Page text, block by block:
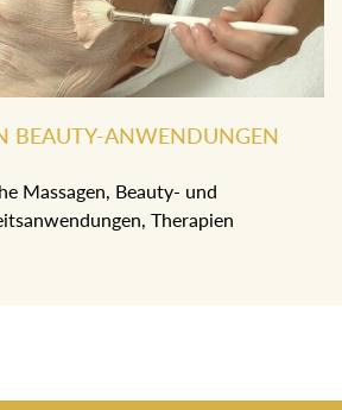
BEAUTY-ANWENDUNGEN
Massagen, Beauty- und
Therapien